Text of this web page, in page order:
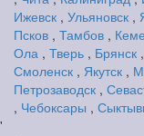
Ижевск , Ульяновск ,
Псков , Тамбов ,
Ола , Тверь , Брянск ,
Смоленск , Якутск ,
Петрозаводск ,
, Чебоксары ,
'